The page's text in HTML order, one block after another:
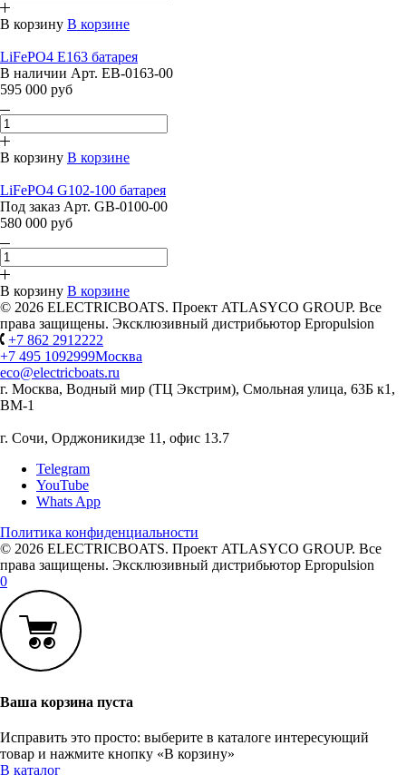
В корзину В корзине
LiFePO4 E163 батарея
В наличии Арт. EB-0163-00
595 000 руб
В корзину В корзине
LiFePO4 G102-100 батарея
Под заказ Арт. GB-0100-00
580 000 руб
В корзину В корзине
© 2026 ELECTRICBOATS. Проект ATLASYCO GROUP. Все
права защищены. Эксклюзивный дистрибьютор Epropulsion
+7 862 2912222
+7 495 1092999Москва
eco@electricboats.ru
г. Москва, Водный мир (ТЦ Экстрим), Смольная улица, 63Б к1,
ВМ-1
г. Сочи, Орджоникидзе 11, офис 13.7
Telegram
YouTube
Whats App
Политика конфиденциальности
© 2026 ELECTRICBOATS. Проект ATLASYCO GROUP. Все
права защищены. Эксклюзивный дистрибьютор Epropulsion
0
Ваша корзина пуста
Исправить это просто: выберите в каталоге интересующий
товар и нажмите кнопку «В корзину»
В каталог